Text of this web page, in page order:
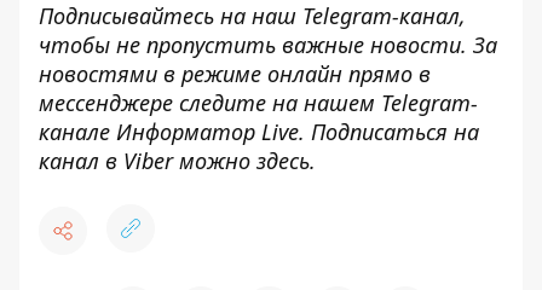
Подписывайтесь на наш Telegram-канал,
чтобы не пропустить важные новости. За
новостями в режиме онлайн прямо в
мессенджере следите на нашем Telegram-
канале Информатор Live. Подписаться на
канал в Viber можно здесь.